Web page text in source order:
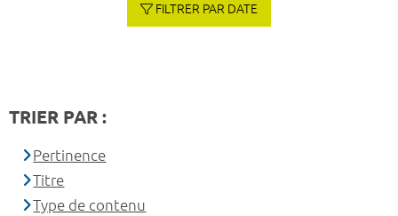
FILTRER PAR DATE
TRIER PAR :
Pertinence
Titre
Type de contenu